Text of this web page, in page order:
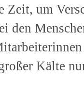
Zeit, um
den
Kälte